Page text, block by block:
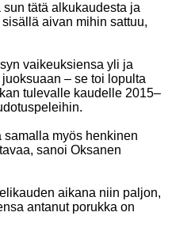
tätä alkukaudesta ja
aivan mihin sattuu,
vaikeuksiensa yli ja
– se toi lopulta
tulevalle kaudelle 2015–
myös henkinen
sanoi Oksanen
aikana niin paljon,
antanut porukka on